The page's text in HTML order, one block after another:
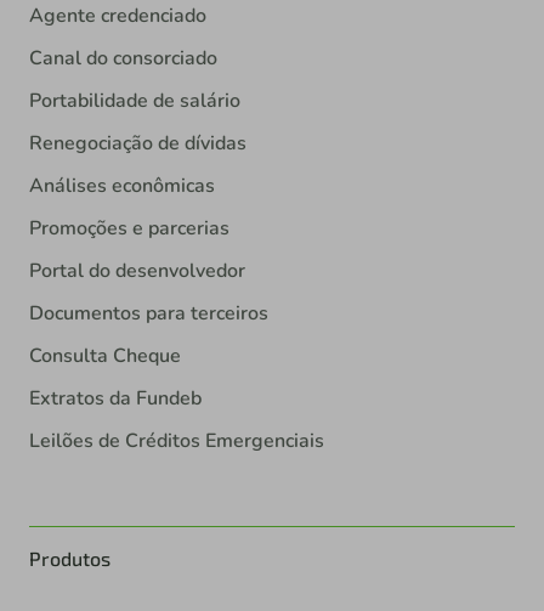
Agente credenciado
Canal do consorciado
Portabilidade de salário
Renegociação de dívidas
Análises econômicas
Promoções e parcerias
Portal do desenvolvedor
Documentos para terceiros
Consulta Cheque
Extratos da Fundeb
Leilões de Créditos Emergenciais
Produtos